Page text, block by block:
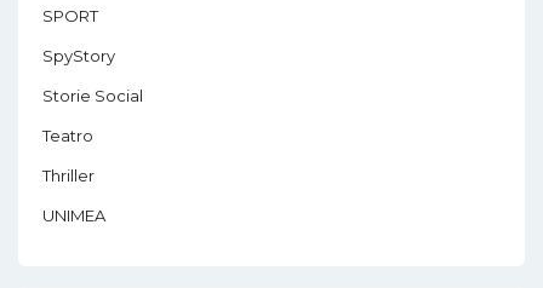
SPORT
SpyStory
Storie Social
Teatro
Thriller
UNIMEA